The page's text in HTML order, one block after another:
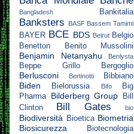
Bangladesh Bankitalia
Banksters BASF Bassem Tamimi
BAYER BCE BDS Beirut Belgio
Benetton
Benito Mussolini
Benjamin Netanyahu Benlysta
Beppe Grillo Bergoglio
Berlusconi Bertinotti Bibbiano
Biden Bielorussia Bifo
Big
Pharma
Bilderberg Group
Bill
Clinton
Bill Gates bio
Biodiversità Bioetica Biometria
Biosicurezza
Biotecnologia